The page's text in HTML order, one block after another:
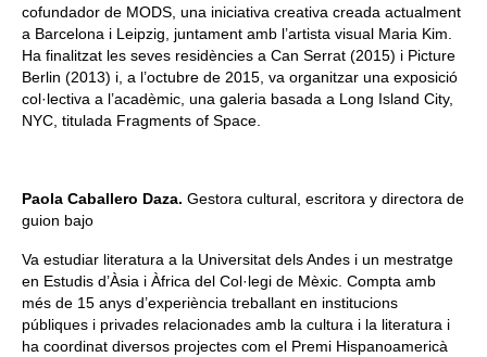
cofundador de MODS, una iniciativa creativa creada actualment
a Barcelona i Leipzig, juntament amb l’artista visual Maria Kim.
Ha finalitzat les seves residències a Can Serrat (2015) i Picture
Berlin (2013) i, a l’octubre de 2015, va organitzar una exposició
col·lectiva a l’acadèmic, una galeria basada a Long Island City,
NYC, titulada Fragments of Space.
Paola Caballero Daza. Gestora cultural, escritora y directora de
guion bajo
Va estudiar literatura a la Universitat dels Andes i un mestratge
en Estudis d’Àsia i Àfrica del Col·legi de Mèxic. Compta amb
més de 15 anys d’experiència treballant en institucions
públiques i privades relacionades amb la cultura i la literatura i
ha coordinat diversos projectes com el Premi Hispanoamericà